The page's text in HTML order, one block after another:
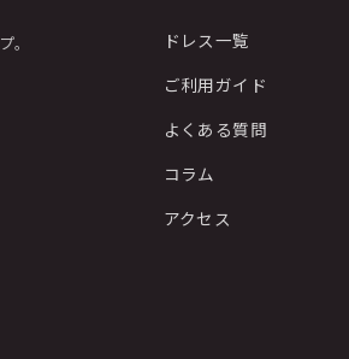
。
ドレス一覧
ご利用ガイド
よくある質問
コラム
アクセス